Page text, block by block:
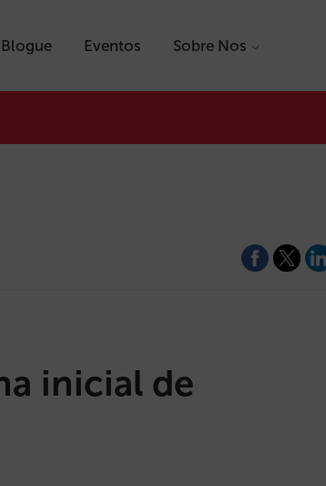
Blogue Eventos Sobre Nos
inicial de